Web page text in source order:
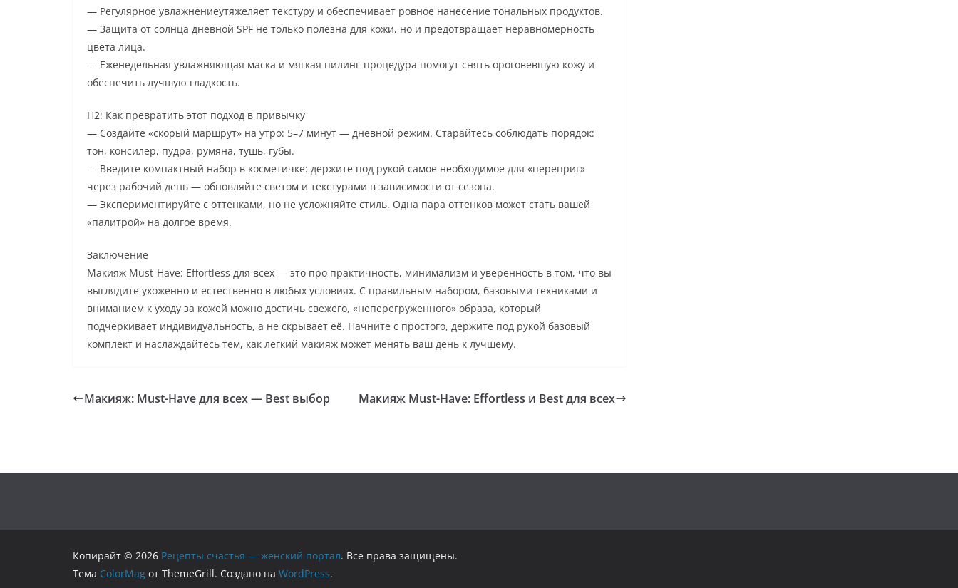
— Регулярное увлажнениеутяжеляет текстуру и обеспечивает ровное нанесение тональных продуктов.
— Защита от солнца дневной SPF не только полезна для кожи, но и предотвращает неравномерность
цвета лица.
— Еженедельная увлажняющая маска и мягкая пилинг-процедура помогут снять ороговевшую кожу и
обеспечить лучшую гладкость.
H2: Как превратить этот подход в привычку
— Создайте «скорый маршрут» на утро: 5–7 минут — дневной режим. Старайтесь соблюдать порядок:
тон, консилер, пудра, румяна, тушь, губы.
— Введите компактный набор в косметичке: держите под рукой самое необходимое для «переприг»
через рабочий день — обновляйте светом и текстурами в зависимости от сезона.
— Экспериментируйте с оттенками, но не усложняйте стиль. Одна пара оттенков может стать вашей
«палитрой» на долгое время.
Заключение
Макияж Must-Have: Effortless для всех — это про практичность, минимализм и уверенность в том, что вы
выглядите ухоженно и естественно в любых условиях. С правильным набором, базовыми техниками и
вниманием к уходу за кожей можно достичь свежего, «неперегруженного» образа, который
подчеркивает индивидуальность, а не скрывает её. Начните с простого, держите под рукой базовый
комплект и наслаждайтесь тем, как легкий макияж может менять ваш день к лучшему.
Макияж: Must-Have для всех — Best выбор Макияж Must-Have: Effortless и Best для всех
Копирайт © 2026 Рецепты счастья — женский портал. Все права защищены.
Тема ColorMag от ThemeGrill. Создано на WordPress.